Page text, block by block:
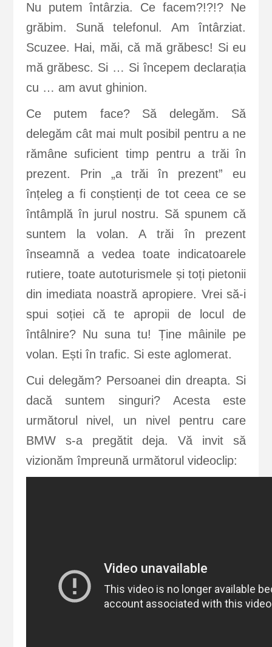
Nu putem întârzia. Ce facem?!?!? Ne
grăbim. Sună telefonul. Am întârziat.
Scuzee. Hai, măi, că mă grăbesc! Si eu
mă grăbesc. Si … Si începem declarația
cu … am avut ghinion.
Ce putem face? Să delegăm. Să
delegăm cât mai mult posibil pentru a ne
rămâne suficient timp pentru a trăi în
prezent. Prin „a trăi în prezent” eu
înțeleg a fi conștienți de tot ceea ce se
întâmplă în jurul nostru. Să spunem că
suntem la volan. A trăi în prezent
înseamnă a vedea toate indicatoarele
rutiere, toate autoturismele și toți pietonii
din imediata noastră apropiere. Vrei să-i
spui soției că te apropii de locul de
întâlnire? Nu suna tu! Ține mâinile pe
volan. Ești în trafic. Si este aglomerat.
Cui delegăm? Persoanei din dreapta. Si
dacă suntem singuri? Acesta este
următorul nivel, un nivel pentru care
BMW s-a pregătit deja. Vă invit să
vizionăm împreună următorul videoclip: